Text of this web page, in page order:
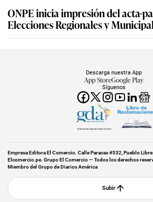
ONPE inicia impresión del acta-
Elecciones Regionales y
Síguenos
Descarga nuestra App
App StoreGoogle Play
Miembro del Grupo de Diarios América
Empresa Editora El Comercio. Calle Paracas #532, Pueblo
Elcomercio.pe. Grupo El Comercio — Todos los derechos
Miembro del Grupo de Diarios América
Subir